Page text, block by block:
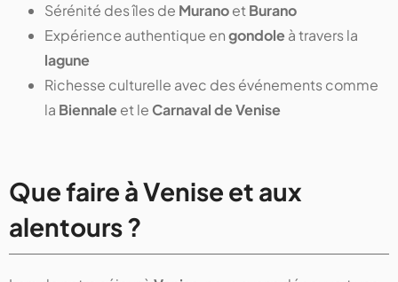
Sérénité des îles de Muranoet Burano
Expérience authentique engondoleà travers la
lagune
Richesse culturelle avec des événements comme
la Biennaleet le Carnaval de Venise
Que faire à Venise et aux
alentours ?